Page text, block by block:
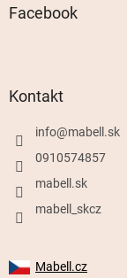
Facebook
Kontakt
info@mabell.sk
0910574857
mabell.sk
mabell_skcz
Mabell.cz